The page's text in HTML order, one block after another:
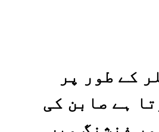
کے طور پر
ہے صابن کی